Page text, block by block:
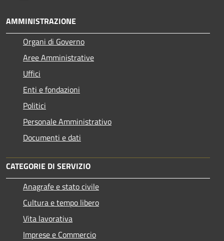
AMMINISTRAZIONE
Organi di Governo
Aree Amministrative
Uffici
Enti e fondazioni
Politici
Personale Amministrativo
Documenti e dati
CATEGORIE DI SERVIZIO
Anagrafe e stato civile
Cultura e tempo libero
Vita lavorativa
Imprese e Commercio